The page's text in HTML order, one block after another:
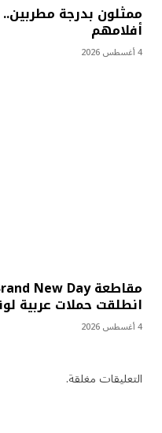
ممثلون بدرجة
أفلامهم
4 أغسطس 2026
انطلقت حملات عربية
4 أغسطس 2026
التعليقات مغلقة.